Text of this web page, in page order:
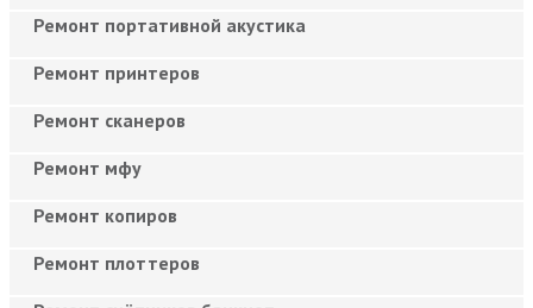
Ремонт портативной акустика
Ремонт принтеров
Ремонт сканеров
Ремонт мфу
Ремонт копиров
Ремонт плоттеров